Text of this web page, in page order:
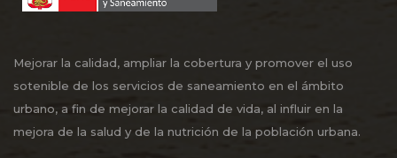
Mejorar la calidad, ampliar la cobertura y promover el uso
sotenible de los servicios de saneamiento en el ámbito
urbano, a fin de mejorar la calidad de vida, al influir en la
mejora de la salud y de la nutrición de la población urbana.